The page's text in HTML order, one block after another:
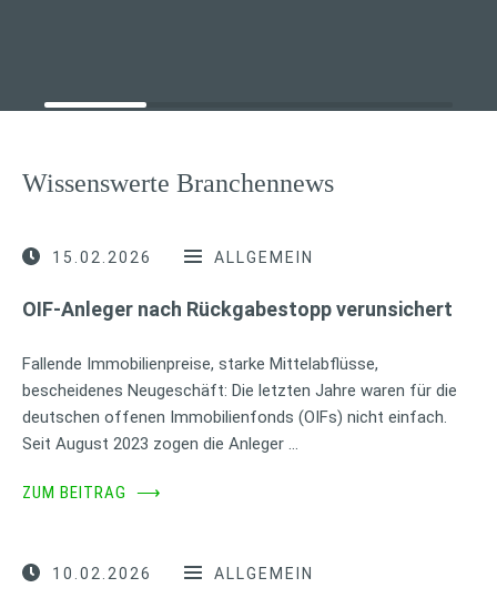
Wissenswerte Branchennews
15.02.2026 ALLGEMEIN
OIF-Anleger nach Rückgabestopp verunsichert
Fallende Immobilienpreise, starke Mittelabflüsse,
bescheidenes Neugeschäft: Die letzten Jahre waren für die
deutschen offenen Immobilienfonds (OIFs) nicht einfach.
Seit August 2023 zogen die Anleger …
ZUM BEITRAG ⟶
10.02.2026 ALLGEMEIN